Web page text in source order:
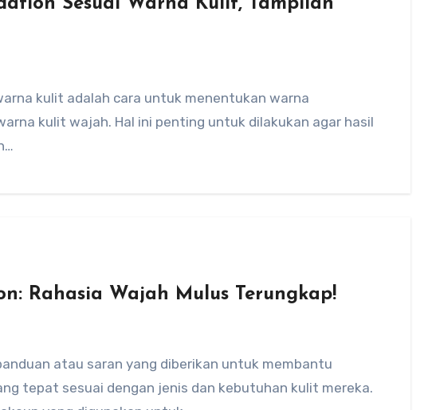
Sesuai Warna Kulit, Tampilan
kulit adalah cara untuk menentukan warna
kulit wajah. Hal ini penting untuk dilakukan agar hasil
Rahasia Wajah Mulus Terungkap!
atau saran yang diberikan untuk membantu
tepat sesuai dengan jenis dan kebutuhan kulit mereka.